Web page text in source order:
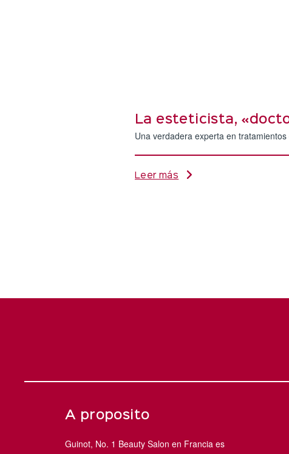
La esteticista,
Una verdadera experta en
Leer más
A proposito
Guinot, No. 1 Beauty Salon en Francia es